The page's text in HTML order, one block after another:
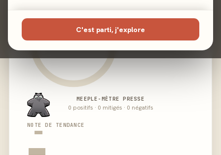
C'est parti, j'explore
-
MEEPLE-MÈTRE PRESSE
0 positifs · 0 mitigés · 0 négatifs
NOTE DE TENDANCE